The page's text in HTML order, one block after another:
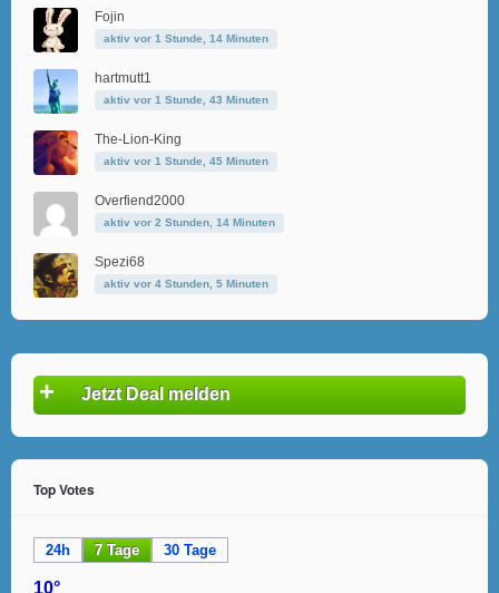
Fojin
aktiv vor 1 Stunde, 14 Minuten
hartmutt1
aktiv vor 1 Stunde, 43 Minuten
The-Lion-King
aktiv vor 1 Stunde, 45 Minuten
Overfiend2000
aktiv vor 2 Stunden, 14 Minuten
Spezi68
aktiv vor 4 Stunden, 5 Minuten
+ Jetzt Deal melden
Top Votes
24h 7 Tage 30 Tage
10°